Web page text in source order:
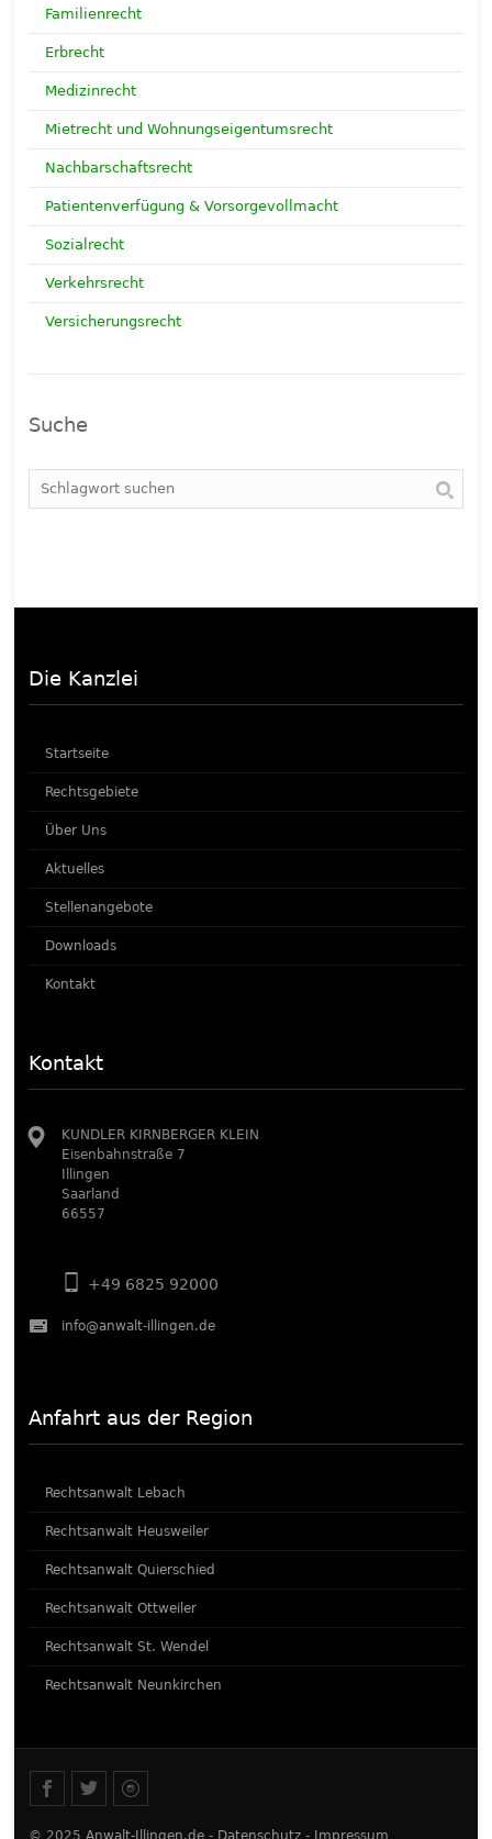
Familienrecht
Erbrecht
Medizinrecht
Mietrecht und Wohnungseigentumsrecht
Nachbarschaftsrecht
Patientenverfügung & Vorsorgevollmacht
Sozialrecht
Verkehrsrecht
Versicherungsrecht
Suche
Die Kanzlei
Startseite
Rechtsgebiete
Über Uns
Aktuelles
Stellenangebote
Downloads
Kontakt
Kontakt
KUNDLER KIRNBERGER KLEIN
Eisenbahnstraße 7
Illingen
Saarland
66557
+49 6825 92000
info@anwalt-illingen.de
Anfahrt aus der Region
Rechtsanwalt Lebach
Rechtsanwalt Heusweiler
Rechtsanwalt Quierschied
Rechtsanwalt Ottweiler
Rechtsanwalt St. Wendel
Rechtsanwalt Neunkirchen
© 2025Anwalt-Illingen.de - Datenschutz - Impressum